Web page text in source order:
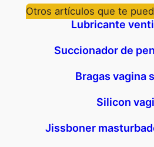
Otros artículos que te
Lubricante
Succionador de
Bragas vagina
Silicon
Jissboner